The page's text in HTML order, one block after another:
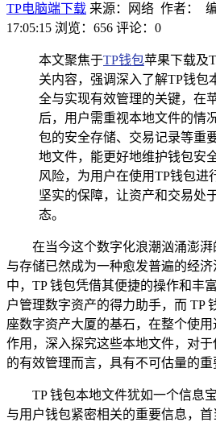
TP电脑端下载 来源：网络 作者：
17:05:15 浏览：656 评论：0
本文聚焦于TP钱包苹果下载及
关内容，强调深入了解TP钱包
全与实现有效管理的关键，在
后，用户需重视本地文件的情
包的安全存储、交易记录等重
地文件，能更好地维护钱包安
风险，为用户在使用TP钱包进
坚实的保障，让资产和交易处
态。
在当今这个数字化浪潮汹涌澎
与存储已然成为一种愈发普遍的经
中，TP 钱包凭借其便捷的操作和丰
户管理数字资产的得力助手，而 TP
座数字资产大厦的基石，在整个使
作用，深入探究这些本地文件，对
的有效管理而言，具有不可估量的重
TP 钱包本地文件犹如一个信息
与用户钱包紧密相关的重要信息，首